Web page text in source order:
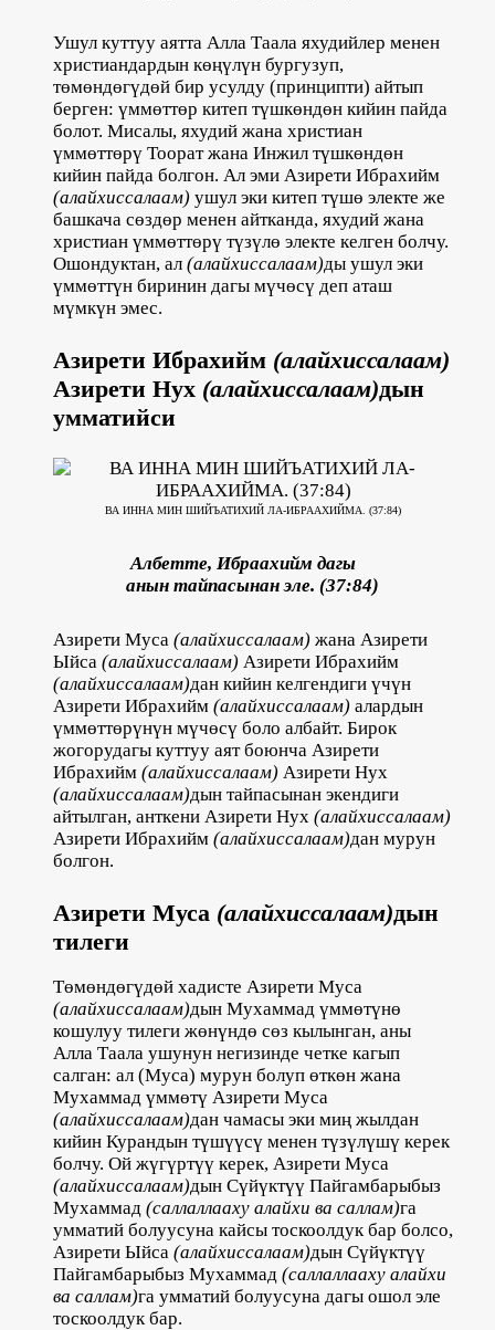
Ушул куттуу аятта Алла Таала яхудийлер менен
христиандардын көңүлүн бургузуп,
төмөндөгүдөй бир усулду (принципти) айтып
берген: үммөттөр китеп түшкөндөн кийин пайда
болот. Мисалы, яхудий жана христиан
үммөттөрү Тоорат жана Инжил түшкөндөн
кийин пайда болгон. Ал эми Азирети Ибрахийм
(алайхиссалаам) ушул эки китеп түшө электе же
башкача сөздөр менен айтканда, яхудий жана
христиан үммөттөрү түзүлө электе келген болчу.
Ошондуктан, ал (алайхиссалаам)ды ушул эки
үммөттүн биринин дагы мүчөсү деп аташ
мүмкүн эмес.
Азирети Ибрахийм (алайхиссалаам)
Азирети Нух (алайхиссалаам)дын
умматийси
ВА ИННА МИН ШИЙЪАТИХИЙ ЛА-ИБРААХИЙМА. (37:84)
Албетте, Ибраахийм дагы
анын тайпасынан эле. (37:84)
Азирети Муса (алайхиссалаам) жана Азирети
Ыйса (алайхиссалаам) Азирети Ибрахийм
(алайхиссалаам)дан кийин келгендиги үчүн
Азирети Ибрахийм (алайхиссалаам) алардын
үммөттөрүнүн мүчөсү боло албайт. Бирок
жогорудагы куттуу аят боюнча Азирети
Ибрахийм (алайхиссалаам) Азирети Нух
(алайхиссалаам)дын тайпасынан экендиги
айтылган, анткени Азирети Нух (алайхиссалаам)
Азирети Ибрахийм (алайхиссалаам)дан мурун
болгон.
Азирети Муса (алайхиссалаам)дын
тилеги
Төмөндөгүдөй хадисте Азирети Муса
(алайхиссалаам)дын Мухаммад үммөтүнө
кошулуу тилеги жөнүндө сөз кылынган, аны
Алла Таала ушунун негизинде четке кагып
салган: ал (Муса) мурун болуп өткөн жана
Мухаммад үммөтү Азирети Муса
(алайхиссалаам)дан чамасы эки миң жылдан
кийин Курандын түшүүсү менен түзүлүшү керек
болчу. Ой жүгүртүү керек, Азирети Муса
(алайхиссалаам)дын Сүйүктүү Пайгамбарыбыз
Мухаммад (саллаллааху алайхи ва саллам)га
умматий болуусуна кайсы тоскоолдук бар болсо,
Азирети Ыйса (алайхиссалаам)дын Сүйүктүү
Пайгамбарыбыз Мухаммад (саллаллааху алайхи
ва саллам)га умматий болуусуна дагы ошол эле
тоскоолдук бар.